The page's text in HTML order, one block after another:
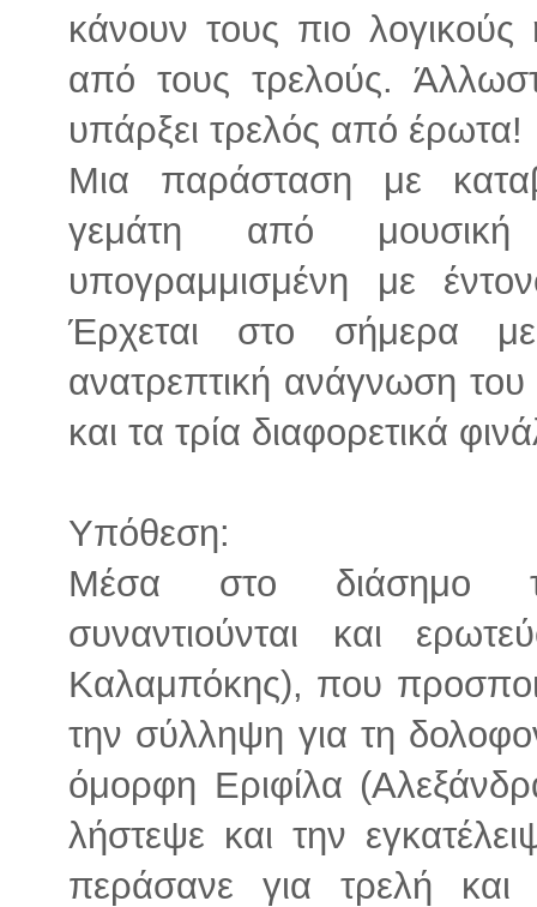
κάνουν τους πιο
από τους τρελούς.
υπάρξει τρελός από έρωτα!
Μια παράσταση με
γεμάτη από
υπογραμμισμένη με
Έρχεται στο σήμερα
ανατρεπτική ανάγνωση
και τα τρία διαφορετικά
Υπόθεση:
Μέσα στο διάσημο
συναντιούνται και
Καλαμπόκης), που
την σύλληψη για τη
όμορφη Εριφίλα
λήστεψε και την
περάσανε για τρελή